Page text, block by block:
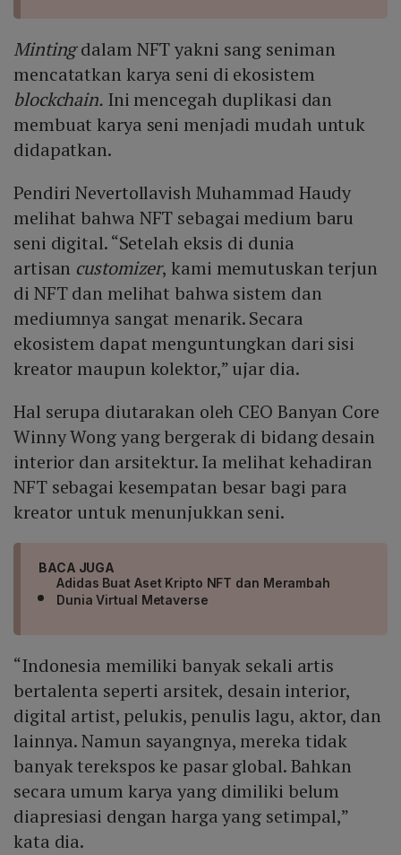
Mintingdalam NFT yakni sang seniman
mencatatkan karya seni di ekosistem
blockchain. Ini mencegah duplikasi dan
membuat karya seni menjadi mudah untuk
didapatkan.
Pendiri Nevertollavish Muhammad Haudy
melihat bahwa NFT sebagai medium baru
seni digital. “Setelah eksis di dunia
artisan customizer, kami memutuskan terjun
di NFT dan melihat bahwa sistem dan
mediumnya sangat menarik. Secara
ekosistem dapat menguntungkan dari sisi
kreator maupun kolektor,” ujar dia.
Hal serupa diutarakan oleh CEO Banyan Core
Winny Wong yang bergerak di bidang desain
interior dan arsitektur. Ia melihat kehadiran
NFT sebagai kesempatan besar bagi para
kreator untuk menunjukkan seni.
BACA JUGA
Adidas Buat Aset Kripto NFT dan Merambah
Dunia Virtual Metaverse
“Indonesia memiliki banyak sekali artis
bertalenta seperti arsitek, desain interior,
digital artist, pelukis, penulis lagu, aktor, dan
lainnya. Namun sayangnya, mereka tidak
banyak terekspos ke pasar global. Bahkan
secara umum karya yang dimiliki belum
diapresiasi dengan harga yang setimpal,”
kata dia.